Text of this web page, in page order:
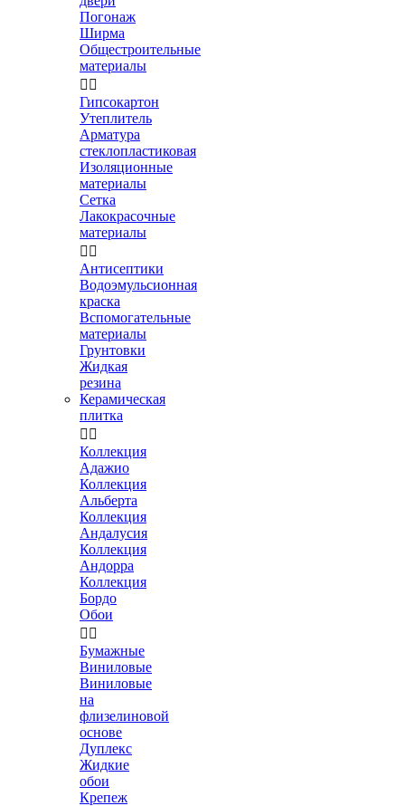
Погонаж
Ширма
Общестроительные
материалы
 
Гипсокартон
Утеплитель
Арматура
стеклопластиковая
Изоляционные
материалы
Сетка
Лакокрасочные
материалы
 
Антисептики
Водоэмульсионная
краска
Вспомогательные
материалы
Грунтовки
Жидкая
резина
Керамическая
плитка
 
Коллекция
Адажио
Коллекция
Альберта
Коллекция
Андалусия
Коллекция
Андорра
Коллекция
Бордо
Обои
 
Бумажные
Виниловые
Виниловые
на
флизелиновой
основе
Дуплекс
Жидкие
обои
Крепеж